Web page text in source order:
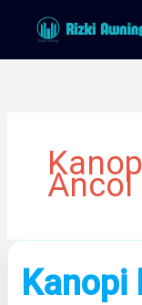
Ancol
Kanopi
Membran